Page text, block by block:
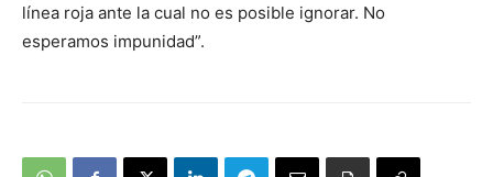
línea roja ante la cual no es posible ignorar. No
esperamos impunidad”.